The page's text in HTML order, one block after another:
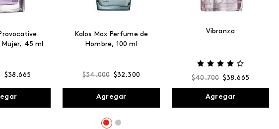
45 ml
$38 .665
Kalos Max Perfume de
Hombre, 100 ml
$34.000 $32 .300
Agregar
Vibranza
$40.700 $38 .665
Agregar